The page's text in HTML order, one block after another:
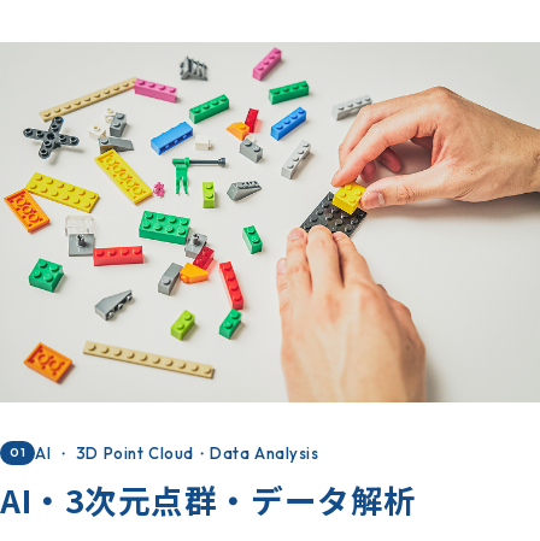
01 AI ・ 3D Point Cloud・Data Analysis
AI・3次元点群・データ解析